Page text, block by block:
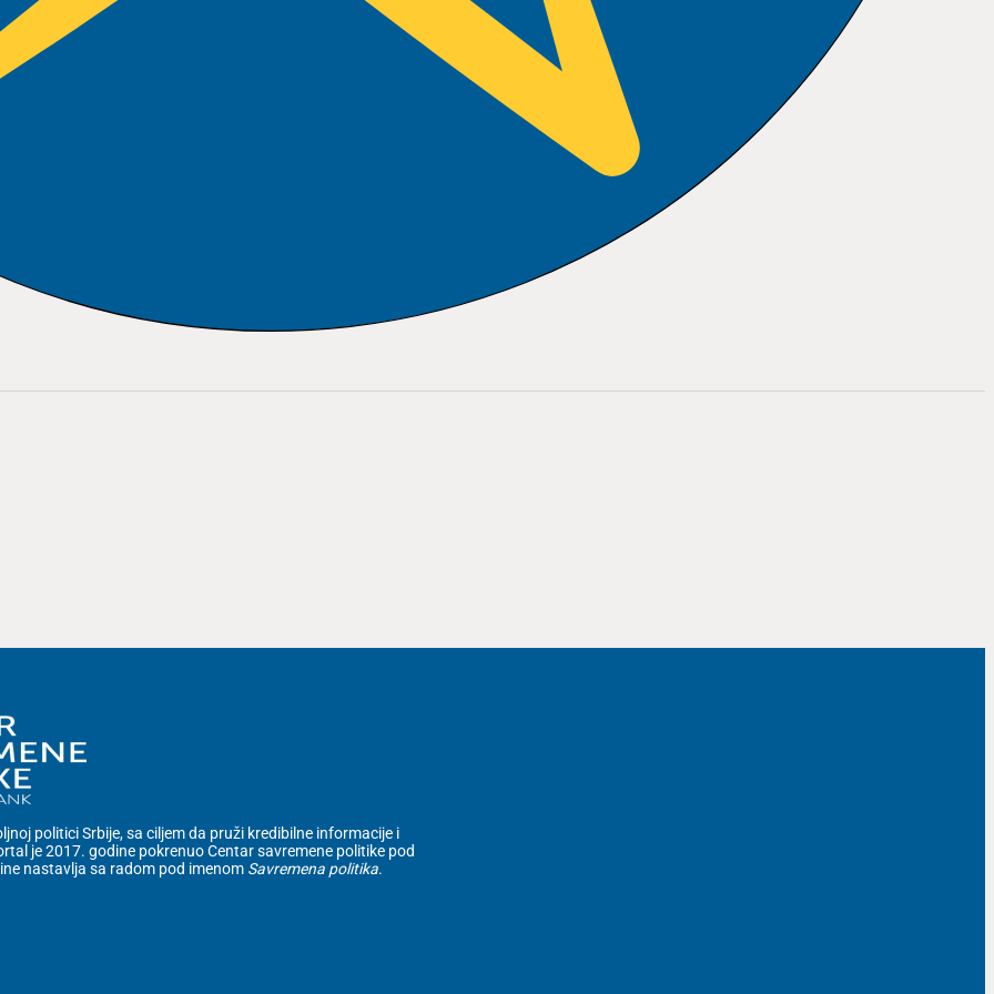
politici Srbije, sa ciljem da pruži kredibilne informacije i
je 2017. godine pokrenuo Centar savremene politike pod
nastavlja sa radom pod imenom Savremena politika.